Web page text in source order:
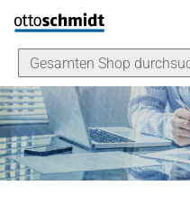
Direkt zum Inhalt